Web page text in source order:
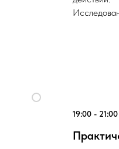
19:00 - 21:00